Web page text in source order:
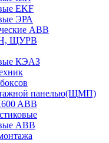
EKF
ЭРА
ABB
ЩУРВ
КЭАЗ
панелью(ЩМП)
ABB
ABB